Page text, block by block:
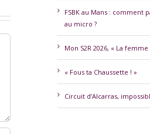
FSBK au Mans : comment
au micro ?
Mon S2R 2026, « La
« Fous ta Chaussette ! »
Circuit d’Alcarras,